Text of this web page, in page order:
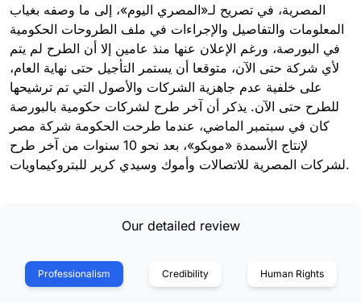
المصرية، في تصريح لـ«المصري اليوم»، إلى ما وصفه بغياب
المعلومات والتفاصيل والإجراءات في ملف الطروحات الحكومية
في البورصة، ورغم الإعلان عنها منذ عامين إلا أن الطرح لم يتم
لأي شركة حتى الآن، متوقعا أن يستمر التأجيل حتى نهاية العام،
على خلفية عدم جاهزية الشركات والأصول التي تم ترشيحها
للطرح حتى الآن. يذكر أن آخر طرح لشركات حكومية بالبورصة
كان في سبتمبر الماضي، عندما طرحت الحكومة شركة مصر
لإنتاج الأسمدة «موبكو»، بعد نحو 10 سنوات من آخر طرح
لشركات المصرية للاتصالات وأموك وسيدي كرير للبتروكيماويات.
Our detailed review
Professionalism Credibility Human Rights